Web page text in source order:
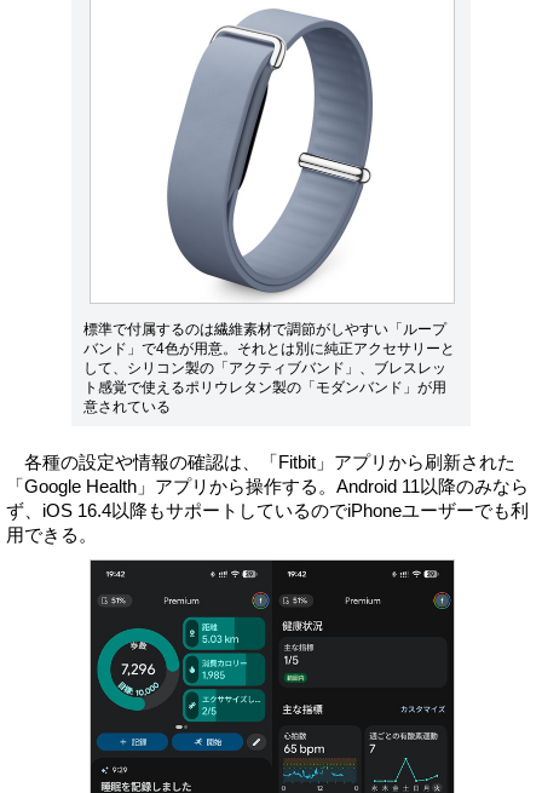
標準で付属するのは繊維素材で調節がしやすい「ループ
バンド」で4色が用意。それとは別に純正アクセサリーと
して、シリコン製の「アクティブバンド」、ブレスレッ
ト感覚で使えるポリウレタン製の「モダンバンド」が用
意されている
各種の設定や情報の確認は、「Fitbit」アプリから刷新された
「Google Health」アプリから操作する。Android 11以降のみなら
ず、iOS 16.4以降もサポートしているのでiPhoneユーザーでも利
用できる。